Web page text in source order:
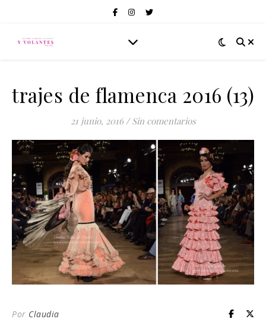
trajes de flamenca 2016 (13)
21 junio, 2016 / Sin comentarios
Por Claudia